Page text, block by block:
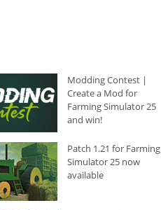
Modding Contest |
Create a Mod for
Farming Simulator 25
and win!
Patch 1.21 for Farming
Simulator 25 now
available